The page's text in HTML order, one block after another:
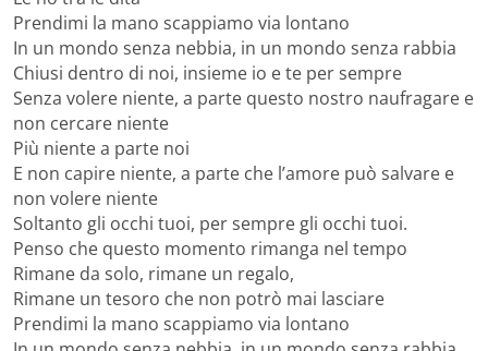
Prendimi la mano scappiamo via lontano
In un mondo senza nebbia, in un mondo senza rabbia
Chiusi dentro di noi, insieme io e te per sempre
Senza volere niente, a parte questo nostro naufragare e
non cercare niente
Più niente a parte noi
E non capire niente, a parte che l’amore può salvare e
non volere niente
Soltanto gli occhi tuoi, per sempre gli occhi tuoi.
Penso che questo momento rimanga nel tempo
Rimane da solo, rimane un regalo,
Rimane un tesoro che non potrò mai lasciare
Prendimi la mano scappiamo via lontano